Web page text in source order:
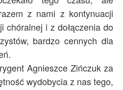
z nami z kontynuacji
chóralnej i z dołączenia do
bardzo cennych dla
Agnieszce Zińczuk za
wydobycia z nas tego,